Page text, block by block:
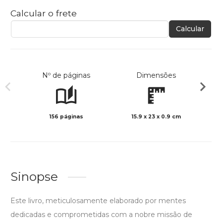
Calcular o frete
Calcular
Nº de páginas
156 páginas
Dimensões
15.9 x 23 x 0.9 cm
Sinopse
Este livro, meticulosamente elaborado por mentes
dedicadas e comprometidas com a nobre missão de